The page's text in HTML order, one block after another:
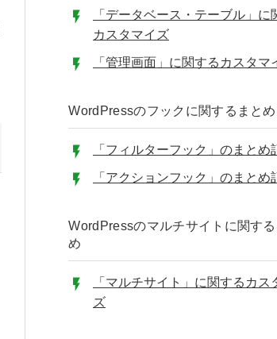
「データベース・テーブル」に
カスタマイズ
「管理画面」に関するカスタマ
WordPressのフックに関するまとめ
「フィルターフック」のまとめ
「アクションフック」のまとめ
WordPressのマルチサイトに関する
め
「マルチサイト」に関するカス
ズ